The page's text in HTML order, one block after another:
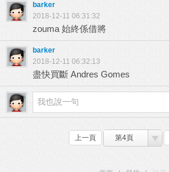
barker
2018-12-11 06:31:32
zouma 始終係借將
barker
2018-12-11 06:32:13
盡快買斷 Andres Gomes
上一頁 第4頁